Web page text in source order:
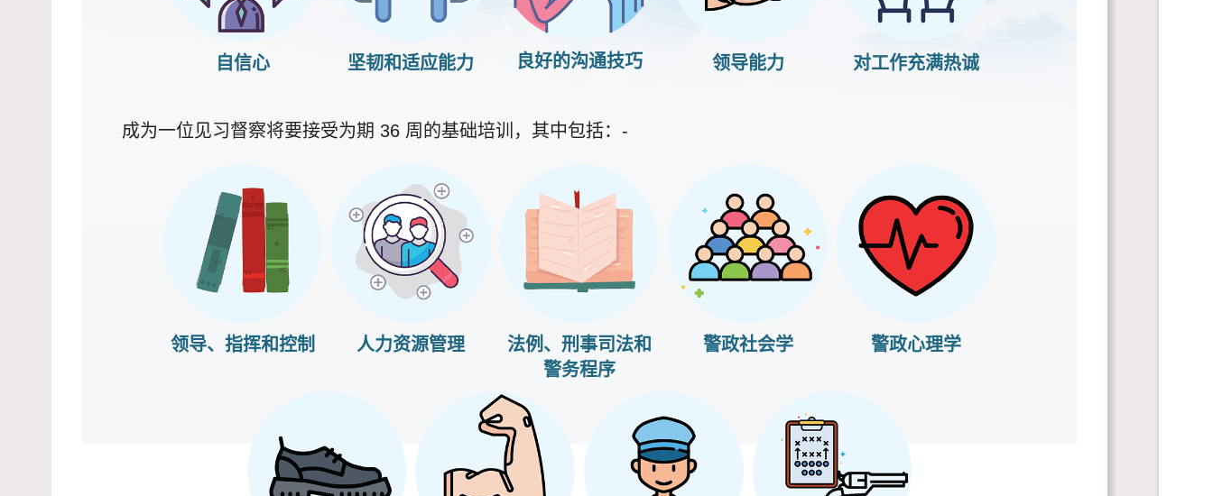
自信心 坚韧和适应能力 良好的沟通技巧 领导能力 对工作充满热诚
成为一位见习督察将要接受为期 36 周的基础培训，其中包括：-
领导、指挥和控制 人力资源管理
法例、刑事司法和
警务程序
警政社会学 警政心理学